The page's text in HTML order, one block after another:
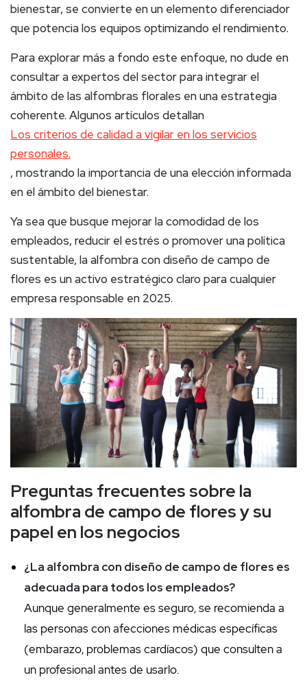
bienestar, se convierte en un elemento diferenciador
que potencia los equipos optimizando el rendimiento.
Para explorar más a fondo este enfoque, no dude en
consultar a expertos del sector para integrar el
ámbito de las alfombras florales en una estrategia
coherente. Algunos artículos detallan
Los criterios de calidad a vigilar en los servicios
personales.
, mostrando la importancia de una elección informada
en el ámbito del bienestar.
Ya sea que busque mejorar la comodidad de los
empleados, reducir el estrés o promover una política
sustentable, la alfombra con diseño de campo de
flores es un activo estratégico claro para cualquier
empresa responsable en 2025.
Preguntas frecuentes sobre la
alfombra de campo de flores y su
papel en los negocios
¿La alfombra con diseño de campo de flores es
adecuada para todos los empleados?
Aunque generalmente es seguro, se recomienda a
las personas con afecciones médicas específicas
(embarazo, problemas cardíacos) que consulten a
un profesional antes de usarlo.